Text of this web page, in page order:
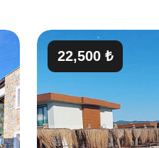
22,500 ₺